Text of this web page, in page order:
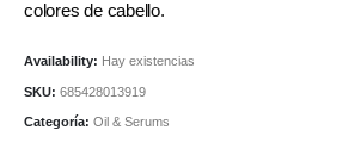
colores de cabello.
Availability: Hay existencias
SKU: 685428013919
Categoría: Oil & Serums